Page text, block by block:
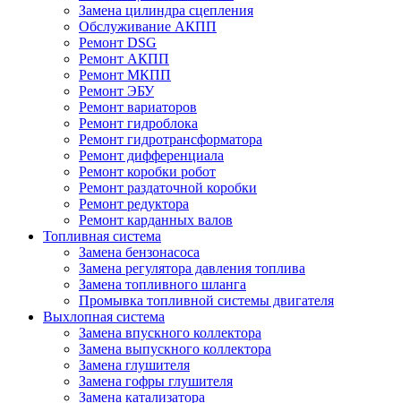
Замена цилиндра сцепления
Обслуживание АКПП
Ремонт DSG
Ремонт АКПП
Ремонт МКПП
Ремонт ЭБУ
Ремонт вариаторов
Ремонт гидроблока
Ремонт гидротрансформатора
Ремонт дифференциала
Ремонт коробки робот
Ремонт раздаточной коробки
Ремонт редуктора
Ремонт карданных валов
Топливная система
Замена бензонасоса
Замена регулятора давления топлива
Замена топливного шланга
Промывка топливной системы двигателя
Выхлопная система
Замена впускного коллектора
Замена выпускного коллектора
Замена глушителя
Замена гофры глушителя
Замена катализатора